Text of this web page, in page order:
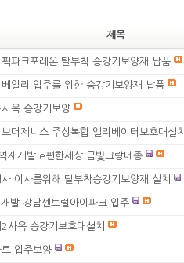
제목
파크포레온 탈부착 승강기보양재 납품
일리 입주를 위한 승강기보양재 납품
옥 승강기보양
더제니스 주상복합 엘리베이터보호대설치
재개발 e편한세상 금빛그랑메종
이사를위해 탈부착승강기보양재 설치
발 강남센트럴아이파크 입주
사옥 승강기보호대설치
입주보양